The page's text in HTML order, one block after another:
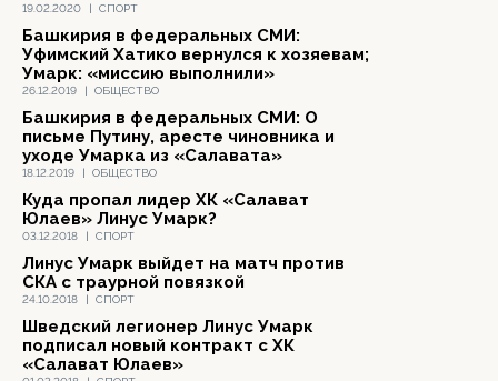
19.02.2020 | СПОРТ
26.12.2019 | ОБЩЕСТВО
Башкирия в федеральных СМИ:
Уфимский Хатико вернулся к хозяевам;
Умарк: «миссию выполнили»
18.12.2019 | ОБЩЕСТВО
Башкирия в федеральных СМИ: О
письме Путину, аресте чиновника и
уходе Умарка из «Салавата»
03.12.2018 | СПОРТ
Куда пропал лидер ХК «Салават
Юлаев» Линус Умарк?
24.10.2018 | СПОРТ
Линус Умарк выйдет на матч против
СКА с траурной повязкой
Шведский легионер Линус Умарк
подписал новый контракт с ХК
«Салават Юлаев»